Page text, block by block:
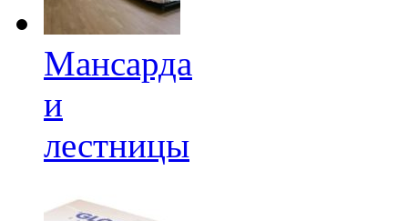
Мансарда
и
лестницы